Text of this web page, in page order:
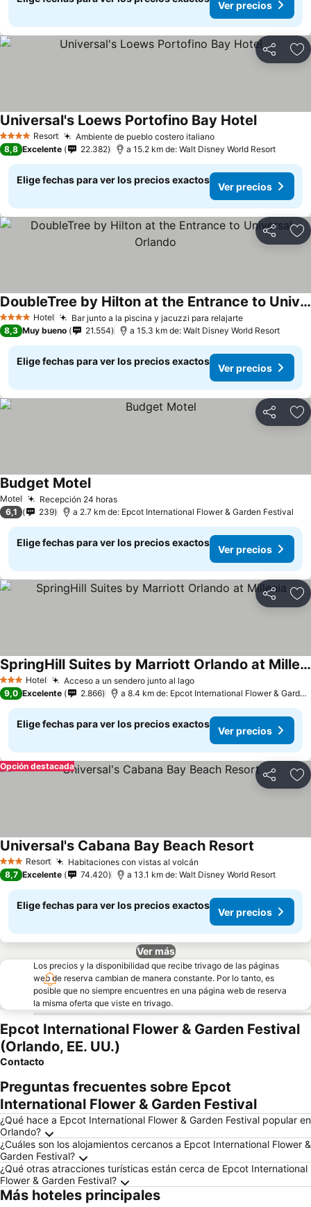
Ver precios
Compartir
4 EstrellasResort Ambiente de pueblo costero italiano
Universal's Loews Portofino Bay Hotel
8,8 Excelente 22.382 a 15.2 km de: Walt Disney World Resort
Elige fechas para ver los precios exactos
Ver precios
Compartir
4 EstrellasHotel Bar junto a la piscina y jacuzzi para relajarte
DoubleTree by Hilton at the Entrance to Universal Orlando
8,3 Muy bueno 21.554 a 15.3 km de: Walt Disney World Resort
Elige fechas para ver los precios exactos
Ver precios
Compartir
Motel Recepción 24 horas
Budget Motel
6,1 239 a 2.7 km de: Epcot International Flower & Garden Festival
Elige fechas para ver los precios exactos
Ver precios
Compartir
3 Estrellas
Hotel Acceso a un sendero junto al lago
SpringHill Suites by Marriott Orlando at Millenia
9,0 Excelente 2.866 a 8.4 km de: Epcot International Flower & Garden Festival
Elige fechas para ver los precios exactos
Ver precios
Compartir
Opción destacada
3 EstrellasResort Habitaciones con vistas al volcán
Universal's Cabana Bay Beach Resort
8,7 Excelente 74.420 a 13.1 km de: Walt Disney World Resort
Elige fechas para ver los precios exactos
Ver precios
Ver más
Los precios y la disponibilidad que recibe trivago de las páginas
web de reserva cambian de manera constante. Por lo tanto, es
posible que no siempre encuentres en una página web de reserva
la misma oferta que viste en trivago.
Epcot International Flower & Garden Festival
(Orlando, EE. UU.)
Contacto
Preguntas frecuentes sobre Epcot
International Flower & Garden Festival
¿Qué hace a Epcot International Flower & Garden Festival popular en
Orlando?
¿Cuáles son los alojamientos cercanos a Epcot International Flower &
Garden Festival?
¿Qué otras atracciones turísticas están cerca de Epcot International
Flower & Garden Festival?
Más hoteles principales